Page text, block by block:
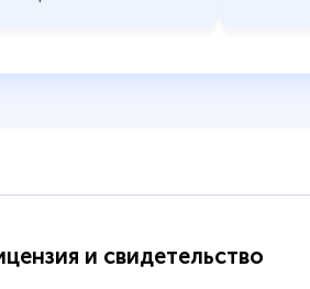
и свидетельство